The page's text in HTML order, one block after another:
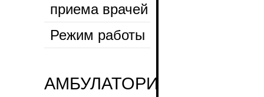
приема врачей
Режим работы
АМБУЛАТОРИЯ